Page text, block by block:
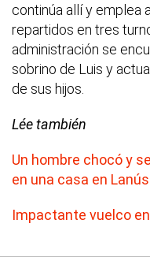
continúa allí y emplea
repartidos en tres
administración se
sobrino de Luis y
de sus hijos.
Lée también
Un hombre chocó y
en una casa en Lanús
Impactante vuelco